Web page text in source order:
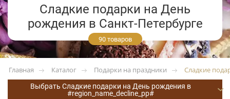
Сладкие подарки на День
рождения в Санкт-Петербурге
90 товаров
Главная Каталог Подарки на праздники Сладкие
Выбрать Сладкие подарки на День рождения в
#region_name_decline_pp#